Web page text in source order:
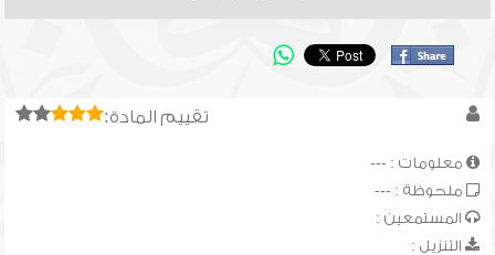
تقييم المادة:
معلومات : ---
ملحوظة : ---
المستمعين :
التنزيل :